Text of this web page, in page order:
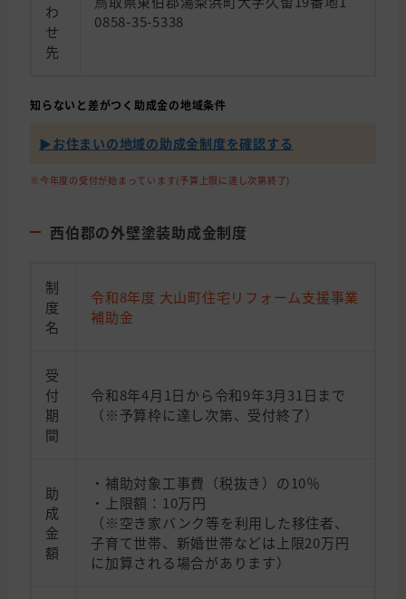
わ
せ
先
0858-35-5338
知らないと差がつく助成金の地域条件
▶︎お住まいの地域の助成金制度を確認する
※今年度の受付が始まっています(予算上限に達し次第終了)
西伯郡の外壁塗装助成金制度
制
度
名
令和8年度 大山町住宅リフォーム支援事業
補助金
受
付
期
間
令和8年4月1日から令和9年3月31日まで
（※予算枠に達し次第、受付終了）
助
成
金
額
・補助対象工事費（税抜き）の10％
・上限額：10万円
（※空き家バンク等を利用した移住者、
子育て世帯、新婚世帯などは上限20万円
に加算される場合があります）